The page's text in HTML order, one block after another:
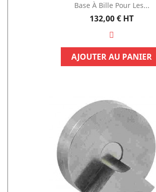
Base À Bille Pour Les...
Prix
132,00 € HT
AJOUTER AU PANIER